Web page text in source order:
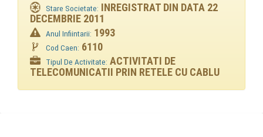
Stare Societate: INREGISTRAT DIN DATA 22
DECEMBRIE 2011
Anul Infiintarii: 1993
Cod Caen: 6110
Tipul De Activitate: ACTIVITATI DE
TELECOMUNICATII PRIN RETELE CU CABLU